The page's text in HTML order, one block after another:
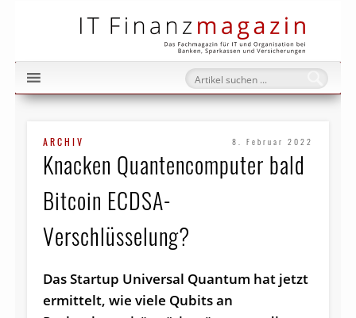
ARCHIV 8. Februar 2022
Knacken Quantencomputer bald
Bitcoin ECDSA-
Verschlüsselung?
Das Startup Universal Quantum hat jetzt
ermittelt, wie viele Qubits an